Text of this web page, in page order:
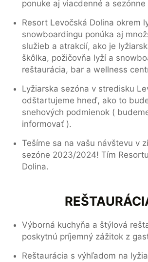
ponuke aj viacdenné a sezónne
Resort Levočská Dolina okrem
snowboardingu ponúka aj
služieb a atrakcií, ako je
škôlka, požičovňa lyží a
reštaurácia, bar a wellness
Lyžiarska sezóna v stredisku
odštartujeme hneď, ako to
snehových podmienok (
informovať ).
Tešíme sa na vašu návštevu v
sezóne 2023/2024! Tím
Dolina.
Výborná kuchyňa a štýlová
poskytnú príjemný zážitok z
Reštaurácia s výhľadom na